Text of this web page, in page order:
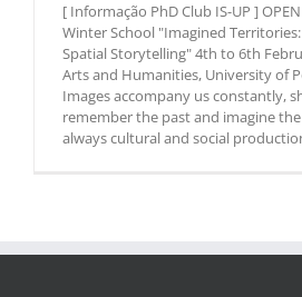
[ Informação PhD Club IS-UP ]
Winter School "Imagined
Spatial Storytelling" 4th to 6th
Arts and Humanities, University of
Images accompany us constantly,
remember the past and imagine
always cultural and social